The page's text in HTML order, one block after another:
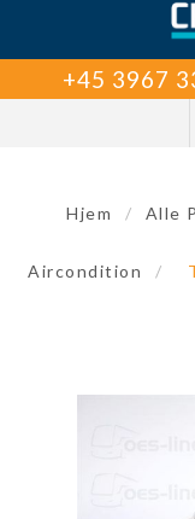
+45 3967
Hjem / Alle
Aircondition /